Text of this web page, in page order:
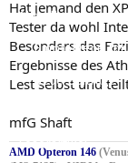
Aktuelles
Empfohlene
Neue Beiträge
Leserartikel
r
a
m
Hat jemand den
Tester da wohl
Besonders das
Ergebnisse des
Lest selbst und
mfG Shaft
AMD Opteron 146